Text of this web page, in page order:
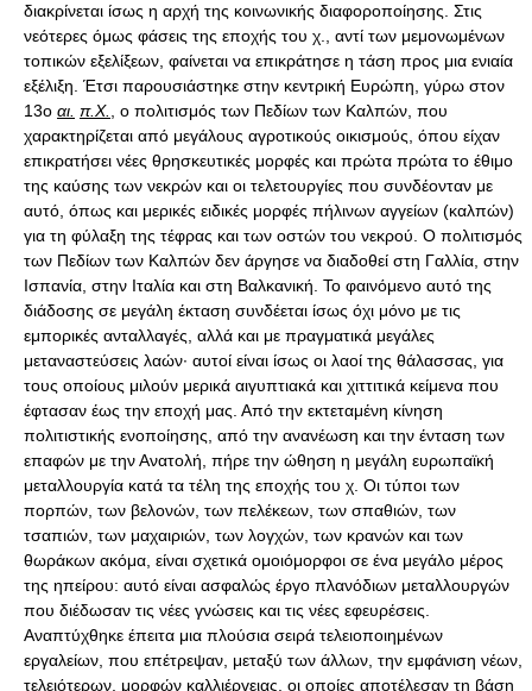
διακρίνεται ίσως η αρχή της κοινωνικής διαφοροποίησης. Στις
νεότερες όμως φάσεις της εποχής του χ., αντί των μεμονωμένων
τοπικών εξελίξεων, φαίνεται να επικράτησε η τάση προς μια ενιαία
εξέλιξη. Έτσι παρουσιάστηκε στην κεντρική Ευρώπη, γύρω στον
13o αι. π.Χ.
, ο πολιτισμός των Πεδίων των Καλπών, που
χαρακτηρίζεται από μεγάλους αγροτικούς οικισμούς, όπου είχαν
επικρατήσει νέες θρησκευτικές μορφές και πρώτα πρώτα το έθιμο
της καύσης των νεκρών και οι τελετουργίες που συνδέονταν με
αυτό, όπως και μερικές ειδικές μορφές πήλινων αγγείων (καλπών)
για τη φύλαξη της τέφρας και των οστών του νεκρού. Ο πολιτισμός
των Πεδίων των Καλπών δεν άργησε να διαδοθεί στη Γαλλία, στην
Ισπανία, στην Ιταλία και στη Βαλκανική. Το φαινόμενο αυτό της
διάδοσης σε μεγάλη έκταση συνδέεται ίσως όχι μόνο με τις
εμπορικές ανταλλαγές, αλλά και με πραγματικά μεγάλες
μεταναστεύσεις λαών· αυτοί είναι ίσως οι λαοί της θάλασσας, για
τους οποίους μιλούν μερικά αιγυπτιακά και χιττιτικά κείμενα που
έφτασαν έως την εποχή μας. Από την εκτεταμένη κίνηση
πολιτιστικής ενοποίησης, από την ανανέωση και την ένταση των
επαφών με την Ανατολή, πήρε την ώθηση η μεγάλη ευρωπαϊκή
μεταλλουργία κατά τα τέλη της εποχής του χ. Οι τύποι των
πορπών, των βελονών, των πελέκεων, των σπαθιών, των
τσαπιών, των μαχαιριών, των λογχών, των κρανών και των
θωράκων ακόμα, είναι σχετικά ομοιόμορφοι σε ένα μεγάλο μέρος
της ηπείρου: αυτό είναι ασφαλώς έργο πλανόδιων μεταλλουργών
που διέδωσαν τις νέες γνώσεις και τις νέες εφευρέσεις.
Αναπτύχθηκε έπειτα μια πλούσια σειρά τελειοποιημένων
εργαλείων, που επέτρεψαν, μεταξύ των άλλων, την εμφάνιση νέων,
τελειότερων, μορφών καλλιέργειας, οι οποίες αποτέλεσαν τη βάση